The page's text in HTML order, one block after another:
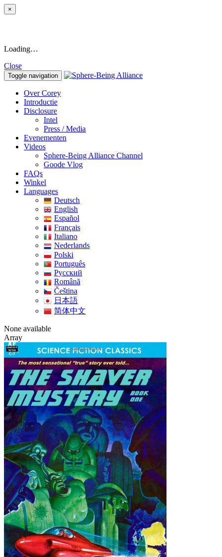
×
Loading…
Close
Toggle navigation
Over Corey
Introductie
Disclosure
Intel
Press / Media
Evenementen
Videos
Sphere-Being Alliance Channel
Goode Vlog
FAQs
Winkel
Languages
Deutsch
English
Español
Français
Italiano
Nederlands
Polski
Português
Pусский
Română
Čeština
日本語
简体中文
None available
Array